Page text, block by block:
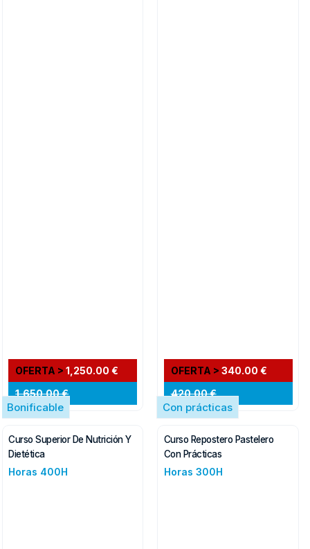
OFERTA > 1,250.00 €
1,650.00 €
OFERTA > 340.00 €
420.00 €
Bonificable
Curso Superior De Nutrición Y
Dietética
Horas 400H
Con prácticas
Curso Repostero Pastelero
Con Prácticas
Horas 300H